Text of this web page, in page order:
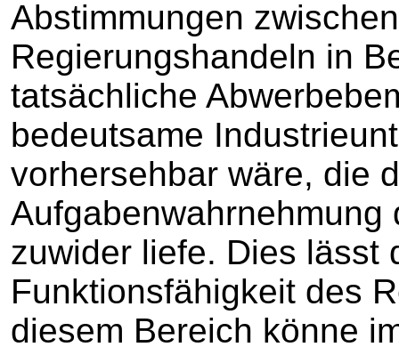
Abstimmungen
Regierungshandeln in
tatsächliche
bedeutsame
vorhersehbar wäre, die
Aufgabenwahrnehmung
zuwider liefe. Dies lässt
Funktionsfähigkeit des
diesem Bereich könne